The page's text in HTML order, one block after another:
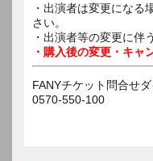
・出演者は変更になる
さい。
・出演者等の変更に伴
・購入後の変更・キャ
FANYチケット問合せ
0570-550-100